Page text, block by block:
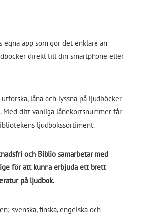
app som gör det enklare än
direkt till din smartphone eller
utforska, låna och lyssna på ljudböcker –
Med ditt vanliga lånekortsnummer får
ljudbokssortiment.
och Biblio samarbetar med
för att kunna erbjuda ett brett
på ljudbok.
svenska, finska, engelska och